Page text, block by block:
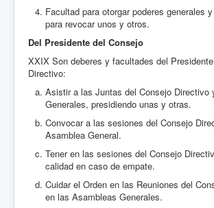
Facultad para otorgar poderes generales
para revocar unos y otros.
Del Presidente del Consejo
XXIX Son deberes y facultades del
Directivo:
Asistir a las Juntas del Consejo Directivo
Generales, presidiendo unas y otras.
Convocar a las sesiones del Consejo
Asamblea General.
Tener en las sesiones del Consejo
calidad en caso de empate.
Cuidar el Orden en las Reuniones del
en las Asambleas Generales.